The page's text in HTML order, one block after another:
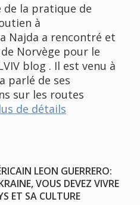
de la pratique de
à
Najda a rencontré et
Norvège pour le
blog . Il est venu à
parlé de ses
sur les routes
de détails
LEON GUERRERO:
VOUS DEVEZ VIVRE
ET SA CULTURE